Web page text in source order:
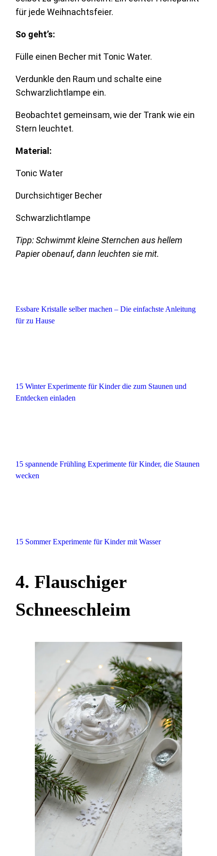
für jede Weihnachtsfeier.
So geht’s:
Fülle einen Becher mit Tonic Water.
Verdunkle den Raum und schalte eine
Schwarzlichtlampe ein.
Beobachtet gemeinsam, wie der Trank wie ein
Stern leuchtet.
Material:
Tonic Water
Durchsichtiger Becher
Schwarzlichtlampe
Tipp: Schwimmt kleine Sternchen aus hellem
Papier obenauf, dann leuchten sie mit.
Essbare Kristalle selber machen – Die einfachste Anleitung
für zu Hause
15 Winter Experimente für Kinder die zum Staunen und
Entdecken einladen
15 spannende Frühling Experimente für Kinder, die Staunen
wecken
15 Sommer Experimente für Kinder mit Wasser
4. Flauschiger
Schneeschleim